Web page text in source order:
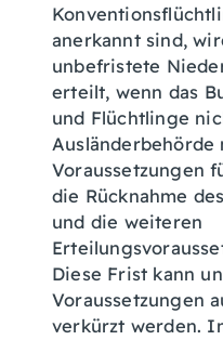
anerkannt sind,
unbefristete
erteilt, wenn das
und Flüchtlinge
Voraussetzungen
die Rücknahme
und die weiteren
Diese Frist kann
Voraussetzungen
verkürzt werden.